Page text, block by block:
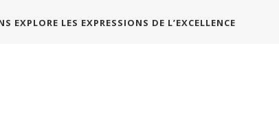
EXPLORE LES EXPRESSIONS DE L’EXCELLENCE